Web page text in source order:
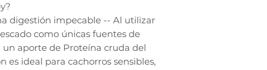
digestión impecable -- Al utilizar
como únicas fuentes de
aporte de Proteína cruda del
es ideal para cachorros sensibles,